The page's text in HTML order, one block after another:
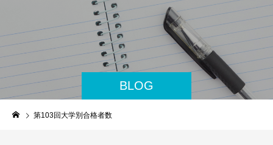
BLOG
第103回大学別合格者数